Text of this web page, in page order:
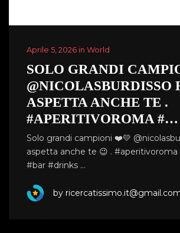
Aprile 5, 2026 in World
SOLO GRANDI
@NICOLASBURDISSO
ASPETTA ANCHE TE .
#APERITIVOROMA #…
Solo grandi campioni ❤️💛
aspetta anche te 😉 . #aperitivoroma
#bar #drinks …
by